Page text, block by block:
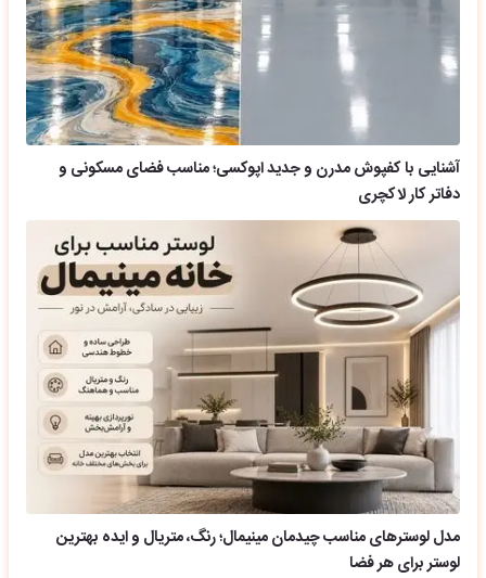
آشنایی با کفپوش مدرن و جدید اپوکسی؛ مناسب فضای مسکونی و
دفاتر کار لاکچری
مدل لوسترهای مناسب چیدمان مینیمال؛ رنگ، متریال و ایده بهترین
لوستر برای هر فضا